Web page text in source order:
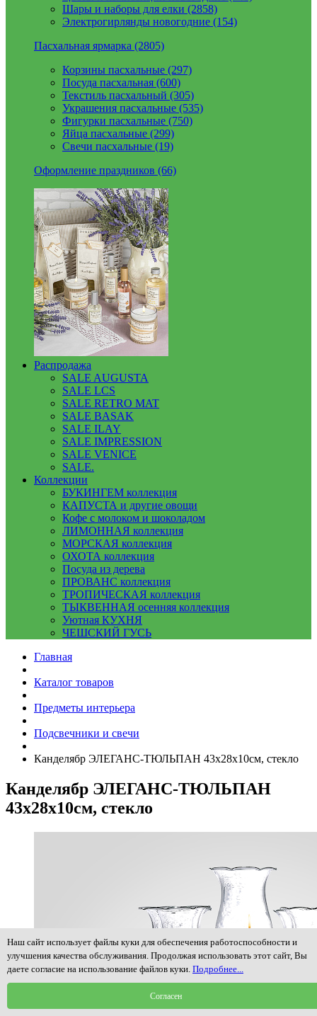
Шары и наборы для елки (2858)
Электрогирлянды новогодние (154)
Пасхальная ярмарка (2805)
Корзины пасхальные (297)
Посуда пасхальная (600)
Текстиль пасхальный (305)
Украшения пасхальные (535)
Фигурки пасхальные (750)
Яйца пасхальные (299)
Свечи пасхальные (19)
Оформление праздников (66)
Распродажа
SALE AUGUSTA
SALE LCS
SALE RETRO MAT
SALE BASAK
SALE ILAY
SALE IMPRESSION
SALE VENICE
SALE.
Коллекции
БУКИНГЕМ коллекция
КАПУСТА и другие овощи
Кофе с молоком и шоколадом
ЛИМОННАЯ коллекция
МОРСКАЯ коллекция
ОХОТА коллекция
Посуда из дерева
ПРОВАНС коллекция
ТРОПИЧЕСКАЯ коллекция
ТЫКВЕННАЯ осенняя коллекция
Уютная КУХНЯ
ЧЕШСКИЙ ГУСЬ
Главная
Каталог товаров
Предметы интерьера
Подсвечники и свечи
Канделябр ЭЛЕГАНС-ТЮЛЬПАН 43x28x10см, стекло
Канделябр ЭЛЕГАНС-ТЮЛЬПАН
43x28x10см, стекло
Наш сайт использует файлы куки для обеспечения работоспособности и
улучшения качества обслуживания. Продолжая использовать этот сайт, Вы
даете согласие на использование файлов куки. Подробнее...
Согласен